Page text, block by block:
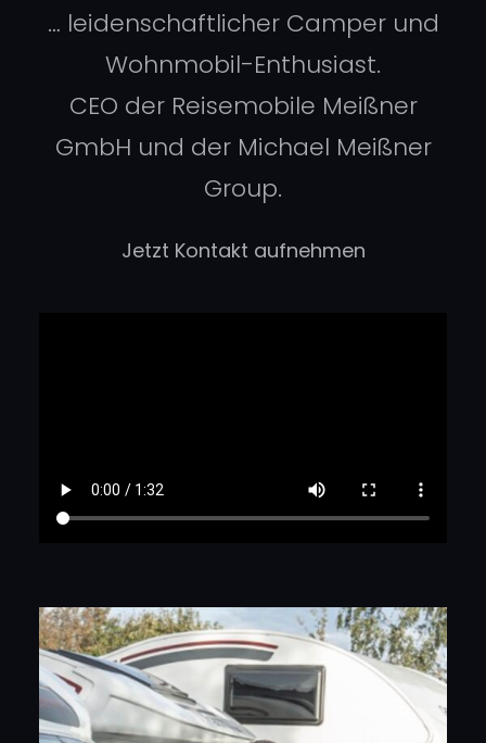
… leidenschaftlicher Camper und
Wohnmobil-Enthusiast.
CEO der Reisemobile Meißner
GmbH und der Michael Meißner
Group.
Jetzt Kontakt aufnehmen